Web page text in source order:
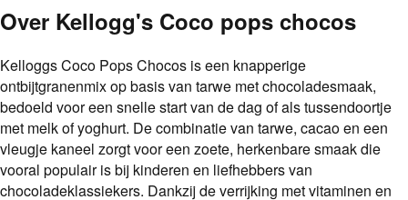
Over Kellogg's Coco pops chocos
Kelloggs Coco Pops Chocos is een knapperige
ontbijtgranenmix op basis van tarwe met chocoladesmaak,
bedoeld voor een snelle start van de dag of als tussendoortje
met melk of yoghurt. De combinatie van tarwe, cacao en een
vleugje kaneel zorgt voor een zoete, herkenbare smaak die
vooral populair is bij kinderen en liefhebbers van
chocoladeklassiekers. Dankzij de verrijking met vitaminen en